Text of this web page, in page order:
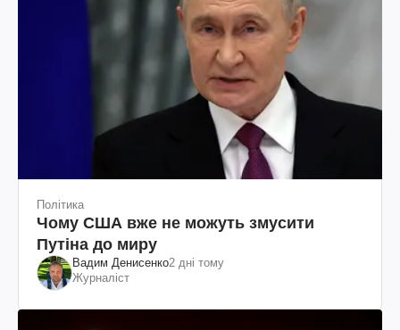
Політика
Чому США вже не можуть змусити
Путіна до миру
Вадим Денисенко2 дні тому
Журналіст